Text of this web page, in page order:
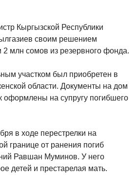
Кыргызской Республики
своим решением
2 млн сомов из резервного фонда.
участком был приобретен в
области. Документы на дом
оформлены на супругу погибшего
в ходе перестрелки на
границе от ранения погиб
Равшан Муминов. У него
детей и престарелая мать.